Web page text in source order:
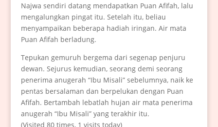
Najwa sendiri datang mendapatkan Puan Afifah, lalu
mengalungkan pingat itu. Setelah itu, beliau
menyampaikan beberapa hadiah iringan. Air mata
Puan Afifah berladung.
Tepukan gemuruh bergema dari segenap penjuru
dewan. Sejurus kemudian, seorang demi seorang
penerima anugerah “Ibu Misali” sebelumnya, naik ke
pentas bersalaman dan berpelukan dengan Puan
Afifah. Bertambah lebatlah hujan air mata penerima
anugerah “Ibu Misali” yang terakhir itu.
(Visited 80 times, 1 visits today)